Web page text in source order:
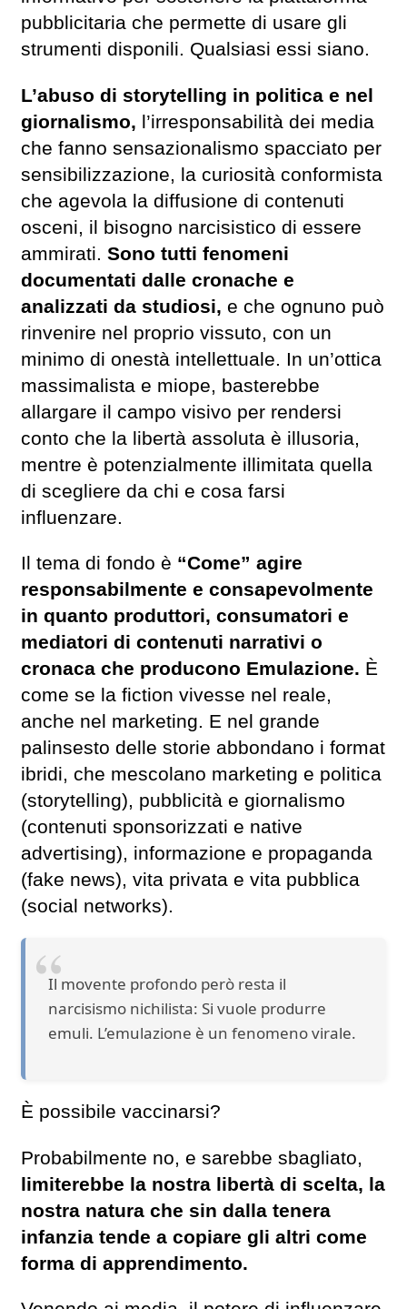
pubblicitaria che permette di usare gli
strumenti disponili. Qualsiasi essi siano.
L’abuso di storytelling in politica e nel
giornalismo, l’irresponsabilità dei media
che fanno sensazionalismo spacciato per
sensibilizzazione, la curiosità conformista
che agevola la diffusione di contenuti
osceni, il bisogno narcisistico di essere
ammirati. Sono tutti fenomeni
documentati dalle cronache e
analizzati da studiosi, e che ognuno può
rinvenire nel proprio vissuto, con un
minimo di onestà intellettuale. In un’ottica
massimalista e miope, basterebbe
allargare il campo visivo per rendersi
conto che la libertà assoluta è illusoria,
mentre è potenzialmente illimitata quella
di scegliere da chi e cosa farsi
influenzare.
Il tema di fondo è “Come” agire
responsabilmente e consapevolmente
in quanto produttori, consumatori e
mediatori di contenuti narrativi o
cronaca che producono Emulazione. È
come se la fiction vivesse nel reale,
anche nel marketing. E nel grande
palinsesto delle storie abbondano i format
ibridi, che mescolano marketing e politica
(storytelling), pubblicità e giornalismo
(contenuti sponsorizzati e native
advertising), informazione e propaganda
(fake news), vita privata e vita pubblica
(social networks).
Il movente profondo però resta il
narcisismo nichilista: Si vuole produrre
emuli. L’emulazione è un fenomeno virale.
È possibile vaccinarsi?
Probabilmente no, e sarebbe sbagliato,
limiterebbe la nostra libertà di scelta, la
nostra natura che sin dalla tenera
infanzia tende a copiare gli altri come
forma di apprendimento.